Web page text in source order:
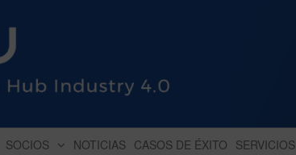
HUB INDUSTRY 4.0
SOCIOS NOTICIAS CASOS DE ÉXITO SERVICIOS